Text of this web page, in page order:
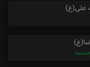
علی(ع)